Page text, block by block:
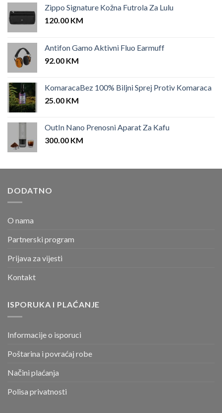
Zippo Signature Kožna Futrola Za Lulu
120.00 KM
Antifon Gamo Aktivni Fluo Earmuff
92.00 KM
KomaracaBez 100% Biljni Sprej Protiv Komaraca
25.00 KM
OutIn Nano Prenosni Aparat Za Kafu
300.00 KM
DODATNO
O nama
Partnerski program
Prijava za vijesti
Kontakt
ISPORUKA I PLAĆANJE
Informacije o isporuci
Poštarina i povraćaj robe
Načini plaćanja
Polisa privatnosti